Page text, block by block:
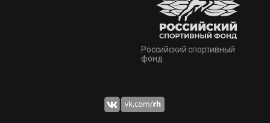
Российский спортивный
фонд